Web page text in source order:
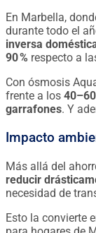
En Marbella,
durante todo el
inversa
90 % respecto a
Con ósmosis
frente a los
garrafones. Y
Impacto
Más allá del
reducir
necesidad de
Esto la convierte